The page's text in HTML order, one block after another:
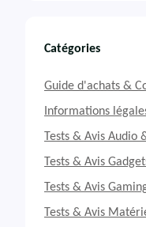
Catégories
Guide d'achats &
Informations
Tests & Avis Audio
Tests & Avis
Tests & Avis
Tests & Avis